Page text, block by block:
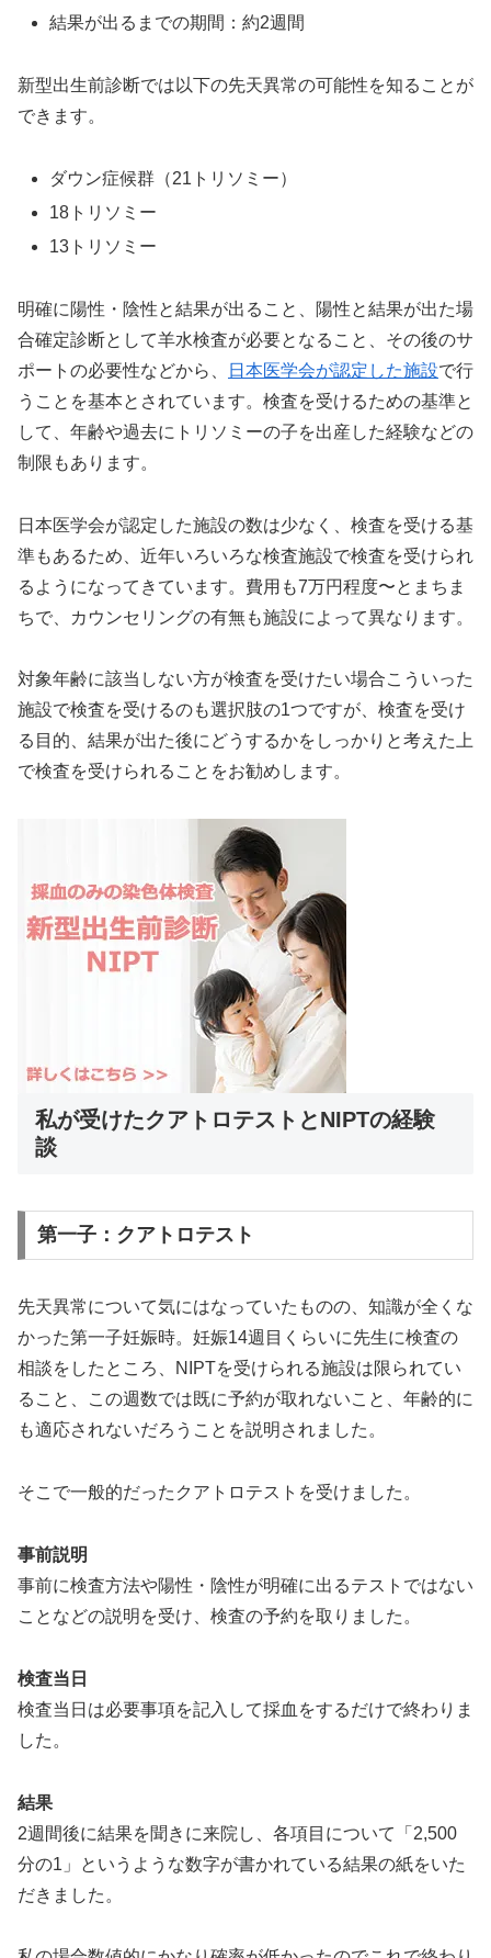
結果が出るまでの期間：約2週間
新型出生前診断では以下の先天異常の可能性を知ることが
できます。
ダウン症候群（21トリソミー）
18トリソミー
13トリソミー
明確に陽性・陰性と結果が出ること、陽性と結果が出た場
合確定診断として羊水検査が必要となること、その後のサ
ポートの必要性などから、
日本医学会が認定した施設で行
うことを基本とされています。検査を受けるための基準と
して、年齢や過去にトリソミーの子を出産した経験などの
制限もあります。
日本医学会が認定した施設の数は少なく、検査を受ける基
準もあるため、近年いろいろな検査施設で検査を受けられ
るようになってきています。費用も7万円程度〜とまちま
ちで、カウンセリングの有無も施設によって異なります。
対象年齢に該当しない方が検査を受けたい場合こういった
施設で検査を受けるのも選択肢の1つですが、検査を受け
る目的、結果が出た後にどうするかをしっかりと考えた上
で検査を受けられることをお勧めします。
私が受けたクアトロテストとNIPTの経験
談
第一子：クアトロテスト
先天異常について気にはなっていたものの、知識が全くな
かった第一子妊娠時。妊娠14週目くらいに先生に検査の
相談をしたところ、NIPTを受けられる施設は限られてい
ること、この週数では既に予約が取れないこと、年齢的に
も適応されないだろうことを説明されました。
そこで一般的だったクアトロテストを受けました。
事前説明
事前に検査方法や陽性・陰性が明確に出るテストではない
ことなどの説明を受け、検査の予約を取りました。
検査当日
検査当日は必要事項を記入して採血をするだけで終わりま
した。
結果
2週間後に結果を聞きに来院し、各項目について「2,500
分の1」というような数字が書かれている結果の紙をいた
だきました。